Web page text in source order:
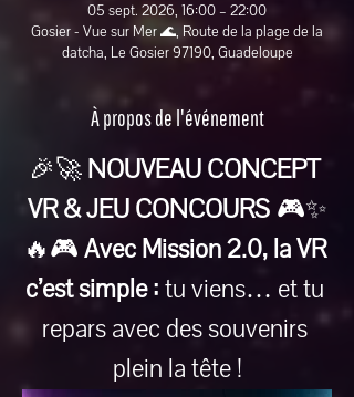
05 sept. 2026, 16:00 – 22:00
Gosier - Vue sur Mer 🌊, Route de la plage de la
datcha, Le Gosier 97190, Guadeloupe
À propos de l'événement
🎉🚀 NOUVEAU CONCEPT
VR & JEU CONCOURS 🎮✨
🔥🎮 Avec Mission 2.0, la VR
c’est simple : tu viens… et tu
repars avec des souvenirs
plein la tête !